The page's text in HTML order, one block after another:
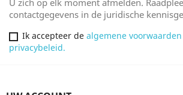
contactgegevens in de juridische
Ik accepteer de algemene
privacybeleid.